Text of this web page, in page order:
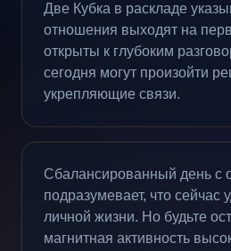
Две Кубка в раскладе
отношения выходят на
открыты к глубоким
сегодня могут произойти
укрепляющие связи.
Сбалансированный день с
подразумевает, что сейчас
личной жизни. Но будьте
магнитная активность